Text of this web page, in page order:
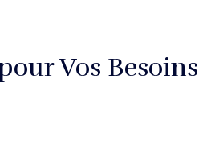
Vos Besoins